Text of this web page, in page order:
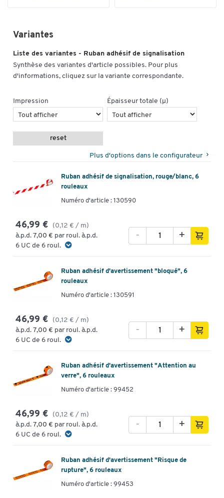
Variantes
Liste des variantes - Ruban adhésif de signalisation
Synthèse des variantes d'article possibles. Pour plus
d'informations, cliquez sur la variante correspondante.
Impression Épaisseur totale (µ)
reset
Plus d'options dans le configurateur
Ruban adhésif de signalisation, rouge/blanc, 6
rouleaux
Numéro d'article : 130590
46,99 €
(0,12 € / m)
à.p.d. 7,00 € par roul. à.p.d.
6 UC de 6 roul.
+
-
Ruban adhésif d'avertissement "bloqué", 6
rouleaux
Numéro d'article : 130591
46,99 €
(0,12 € / m)
à.p.d. 7,00 € par roul. à.p.d.
6 UC de 6 roul.
+
-
Ruban adhésif d'avertissement "Attention au
verre", 6 rouleaux
Numéro d'article : 99452
46,99 €
(0,12 € / m)
à.p.d. 7,00 € par roul. à.p.d.
6 UC de 6 roul.
+
-
Ruban adhésif d'avertissement "Risque de
rupture", 6 rouleaux
Numéro d'article : 99453